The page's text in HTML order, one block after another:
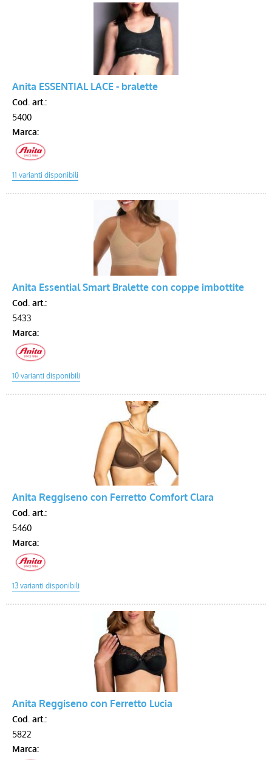
Anita ESSENTIAL LACE - bralette
Cod. art.:
5400
Marca:
Anita Essential Smart Bralette con coppe imbottite
Cod. art.:
5433
Marca:
Anita Reggiseno con Ferretto Comfort Clara
Cod. art.:
5460
Marca:
Anita Reggiseno con Ferretto Lucia
Cod. art.:
5822
Marca: